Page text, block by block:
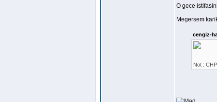
O gece
Megersem
cengiz-
Not :